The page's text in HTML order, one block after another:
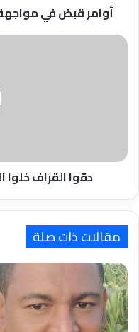
أوامر قبض في
دقوا
دقوا القراف
مقالات ذات صلة